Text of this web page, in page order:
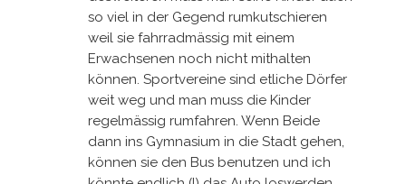
so viel in der Gegend rumkutschieren
weil sie fahrradmässig mit einem
Erwachsenen noch nicht mithalten
können. Sportvereine sind etliche Dörfer
weit weg und man muss die Kinder
regelmässig rumfahren. Wenn Beide
dann ins Gymnasium in die Stadt gehen,
können sie den Bus benutzen und ich